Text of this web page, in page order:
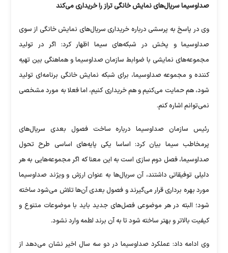
صداوسیما سریال‌های نمایش خانگی تراز را خریداری می‌کند
وی در پاسخ به پرسشی درباره خریداری سریال‌های نمایش خانگی از سوی
صداوسیما و پخش در شبکه‌های سیما اظهار کرد: اگر در تولید
مجموعه‌های نمایشی با ضوابط سازمان صداوسیما و هماهنگی بین تهیه
کننده و مجموعه صداوسیما، برای شبکه نمایش خانگی برنامه‌ای تولید
شود، هم حمایت می‌کنیم و هم خریداری کنیم، اما فعلا به مورد مشخصی
نمی‌توانم اشاره کنم.
رئیس سازمان صداوسیما درباره ساخت فصول بعدی سریال‌های
پرمخاطب سیما بیان کرد: اساسا یکی پایه‌های اساسی طرح تحول
صداوسیما، فصل دوم سازی است به این معنا که اگر مجموعه‌هایی به هر
دلیلی توفیقاتی داشتند، آن سریال‌ها به عنوان ارزش و ویژند صداوسیما
مورد بهره برداری قرار می‌گیرند و فصول بعدی آن‌ها تلاش می‌شود ساخته
شود؛ البته در هر موضوعی فصل‌های جدید باید با موضوعات متنوع و
کیفیت بالاتر و بهتر ساخته شود تا به آن برند لطمه وارد نشود.
وی ادامه داد: عملکرد صداوسیما در دو سه سال اخیر نشان می‌دهد از